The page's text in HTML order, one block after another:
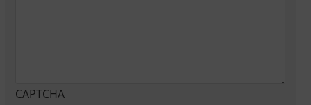
CAPTCHA